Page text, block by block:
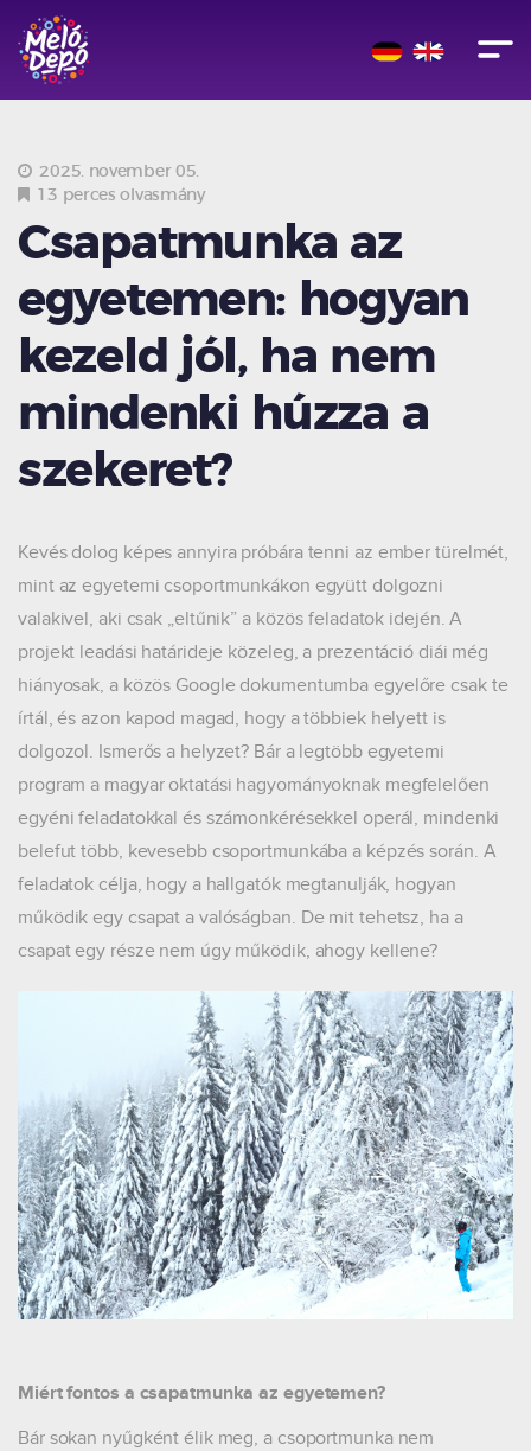
2025. november 05.
13 perces olvasmány
Csapatmunka az
egyetemen: hogyan
kezeld jól, ha nem
mindenki húzza a
szekeret?
Kevés dolog képes annyira próbára tenni az ember türelmét,
mint az egyetemi csoportmunkákon együtt dolgozni
valakivel, aki csak „eltűnik” a közös feladatok idején. A
projekt leadási határideje közeleg, a prezentáció diái még
hiányosak, a közös Google dokumentumba egyelőre csak te
írtál, és azon kapod magad, hogy a többiek helyett is
dolgozol. Ismerős a helyzet? Bár a legtöbb egyetemi
program a magyar oktatási hagyományoknak megfelelően
egyéni feladatokkal és számonkérésekkel operál, mindenki
belefut több, kevesebb csoportmunkába a képzés során. A
feladatok célja, hogy a hallgatók megtanulják, hogyan
működik egy csapat a valóságban. De mit tehetsz, ha a
csapat egy része nem úgy működik, ahogy kellene?
Miért fontos a csapatmunka az egyetemen?
Bár sokan nyűgként élik meg, a csoportmunka nem